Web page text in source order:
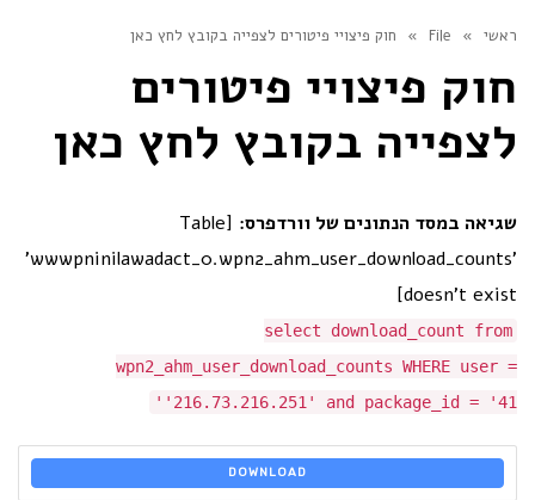
ראשי »
File
» חוק פיצויי פיטורים לצפייה בקובץ לחץ כאן
חוק פיצויי פיטורים
לצפייה בקובץ לחץ כאן
שגיאה במסד הנתונים של וורדפרס: [Table
'wwwpninilawadact_0.wpn2_ahm_user_download_counts'
doesn't exist]
select download_count from
wpn2_ahm_user_download_counts WHERE user =
'216.73.216.251' and package_id = '41'
DOWNLOAD